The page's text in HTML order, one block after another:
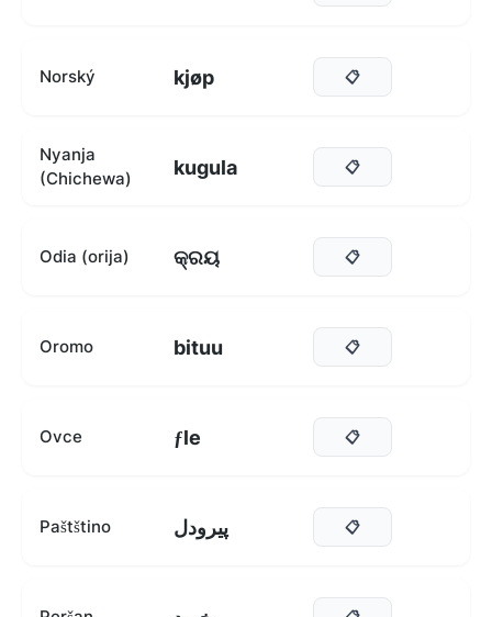
Norský kjøp 📋
Nyanja
(Chichewa)
kugula 📋
Odia (orija) କ୍ରୟ 📋
Oromo bituu 📋
Ovce ƒle 📋
Paštštino پیرودل 📋